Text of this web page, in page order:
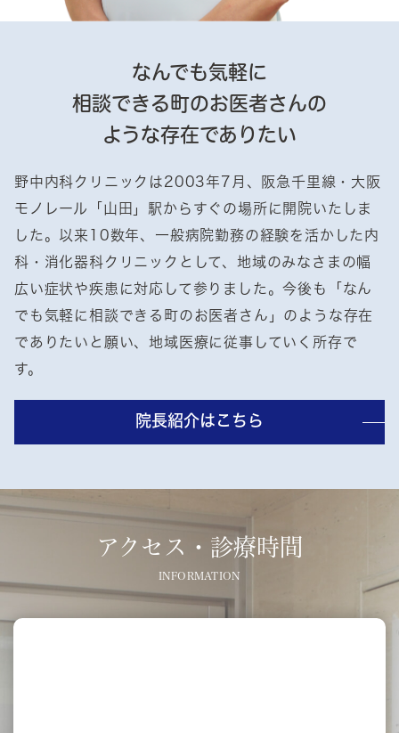
なんでも気軽に
相談できる町のお医者さんの
ような存在でありたい
野中内科クリニックは2003年7月、阪急千里線・大阪
モノレール「山田」駅からすぐの場所に開院いたしま
した。以来10数年、一般病院勤務の経験を活かした内
科・消化器科クリニックとして、地域のみなさまの幅
広い症状や疾患に対応して参りました。今後も「なん
でも気軽に相談できる町のお医者さん」のような存在
でありたいと願い、地域医療に従事していく所存で
す。
院長紹介はこちら
アクセス・診療時間
INFORMATION